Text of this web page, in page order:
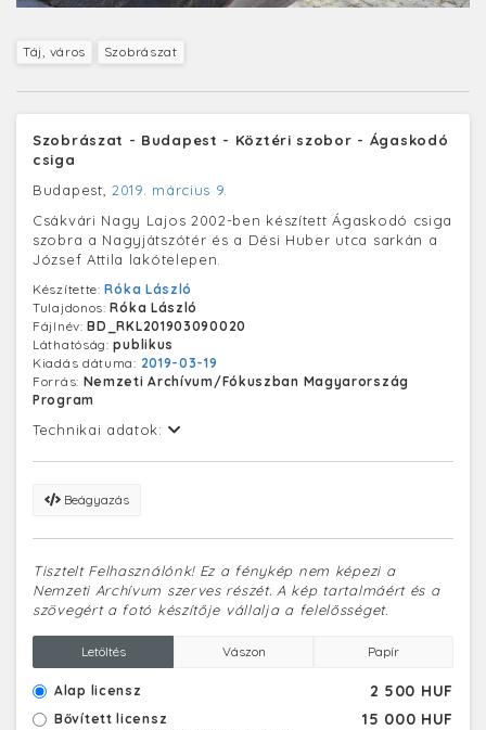
Táj, város Szobrászat
Szobrászat - Budapest - Köztéri szobor - Ágaskodó
csiga
Budapest, 2019. március 9.
Csákvári Nagy Lajos 2002-ben készített Ágaskodó csiga
szobra a Nagyjátszótér és a Dési Huber utca sarkán a
József Attila lakótelepen.
Készítette:Róka László
Tulajdonos:Róka László
Fájlnév:BD_RKL201903090020
Láthatóság:publikus
Kiadás dátuma: 2019-03-19
Forrás: Nemzeti Archívum/Fókuszban Magyarország
Program
Technikai adatok:
Beágyazás
Tisztelt Felhasználónk! Ez a fénykép nem képezi a
Nemzeti Archívum szerves részét. A kép tartalmáért és a
szövegért a fotó készítője vállalja a felelősséget.
Letöltés Vászon Papír
Alap licensz 2 500 HUF
Bővített licensz 15 000 HUF